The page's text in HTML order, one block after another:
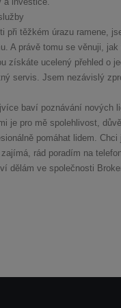
a investice.
při těžkém úrazu ramene,
A právě tomu se věnuji,
získáte ucelený přehled o
servis. Jsem nezávislý
baví poznávání nových
je pro mě spolehlivost,
pomáhat lidem.
rád poradím na
dělám ve společnosti